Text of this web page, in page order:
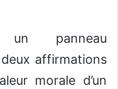
panneau
affirmations
morale d’un